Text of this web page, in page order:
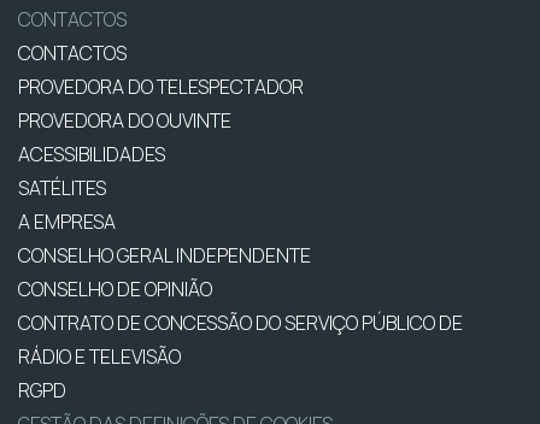
CONTACTOS
CONTACTOS
PROVEDORA DO TELESPECTADOR
PROVEDORA DO OUVINTE
ACESSIBILIDADES
SATÉLITES
A EMPRESA
CONSELHO GERAL INDEPENDENTE
CONSELHO DE OPINIÃO
CONTRATO DE CONCESSÃO DO SERVIÇO PÚBLICO DE
RÁDIO E TELEVISÃO
RGPD